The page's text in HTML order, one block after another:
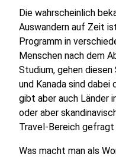
Die wahrscheinlich
Auswandern auf Zeit
Programm in
Menschen nach dem
Studium, gehen
und Kanada sind
gibt aber auch Länder
oder aber
Travel-Bereich gefragt
Was macht man als